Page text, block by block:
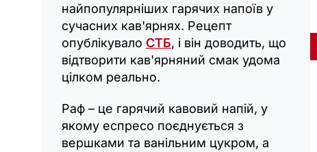
найпопулярніших гарячих напоїв у
сучасних кав'ярнях. Рецепт
опублікувало СТБ, і він доводить, що
відтворити кав'ярняний смак удома
цілком реально.
Раф – це гарячий кавовий напій, у
якому еспресо поєднується з
вершками та ванільним цукром, а